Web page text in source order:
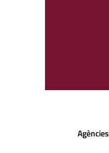
Agències